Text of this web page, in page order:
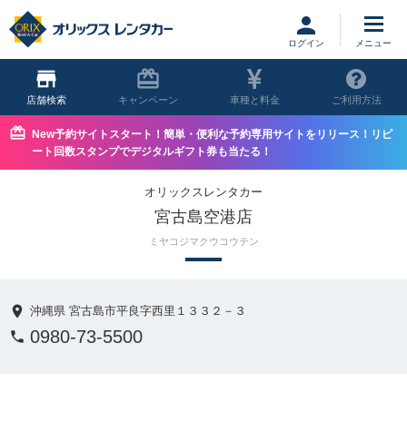
ログイン
店舗 キャンペーン 車種と料金 ご利用方法
New予約サイトスタート！簡単・便利な予約専用サイトをリリース！リピ
ート回数スタンプでデジタルギフト券も当たる！
オリックスレンタカー
宮古島空港店
ミヤコジマクウコウテン
沖縄県 宮古島市平良字西里１３３２－３
0980-73-5500